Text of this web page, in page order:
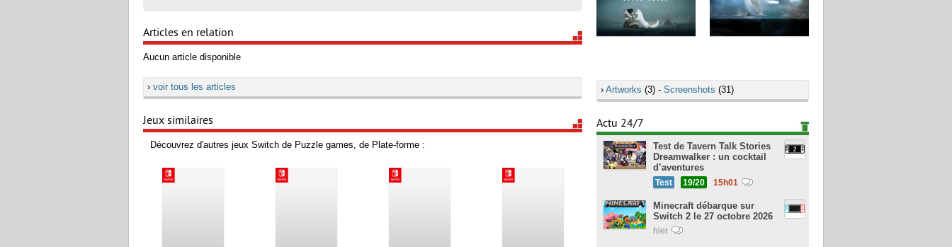
Articles en relation
Aucun article disponible
› voir tous les articles
Jeux similaires
Découvrez d'autres jeux Switch de Puzzle games, de Plate-forme :
› Artworks (3) - Screenshots (31)
Actu 24/7
Test de Tavern Talk Stories
Dreamwalker : un cocktail
d’aventures
Test 19/20 15h01
Minecraft débarque sur
Switch 2 le 27 octobre 2026
hier